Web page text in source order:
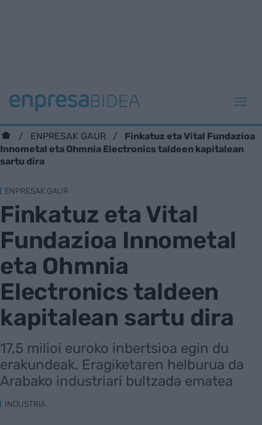
ENPRESAK GAUR
Finkatuz eta Vital Fundazioa
Innometal eta Ohmnia Electronics taldeen kapitalean
sartu dira
ENPRESAK GAUR
Finkatuz eta Vital
Fundazioa Innometal
eta Ohmnia
Electronics taldeen
kapitalean sartu dira
17,5 milioi euroko inbertsioa egin du
erakundeak. Eragiketaren helburua da
Arabako industriari bultzada ematea
INDUSTRIA